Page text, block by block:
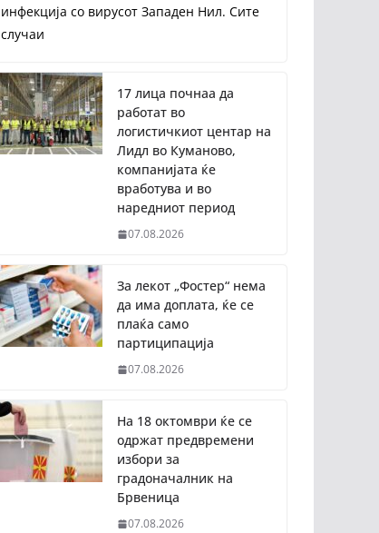
инфекција со вирусот Западен Нил. Сите
случаи
17 лица почнаа да
работат во
логистичкиот центар на
Лидл во Куманово,
компанијата ќе
вработува и во
наредниот период
07.08.2026
За лекот „Фостер“ нема
да има доплата, ќе се
плаќа само
партиципација
07.08.2026
На 18 октомври ќе се
одржат предвремени
избори за
градоначалник на
Брвеница
07.08.2026